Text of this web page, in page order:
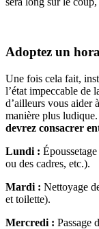
Adoptez un
Une fois cela fait,
l’état impeccable de
d’ailleurs vous aider
manière plus
devrez consacrer
Lundi :
ou des cadres, etc.).
Mardi : Nettoyage
et toilette).
Mercredi : Passage